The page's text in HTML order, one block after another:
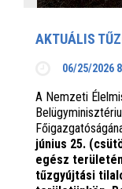
AKTUÁLIS
06/25/2026
A Nemzeti
június 25.
egész
tűzgyújtási